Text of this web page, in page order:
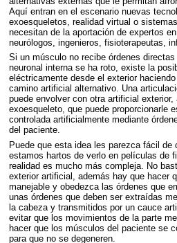
Aquí entran en el escenario nuevas
exoesqueletos, realidad virtual o
necesitan de la aportación de expertos
neurólogos, ingenieros, fisioterapeutas,
Si un músculo no recibe órdenes
neuronal interna se ha roto, existe la
eléctricamente desde el exterior
camino artificial alternativo. Una
puede envolver con otra artificial
exoesqueleto, que puede proporcionarle
controlada artificialmente mediante
del paciente.
Puede que esta idea les parezca fácil de
estamos hartos de verlo en películas de
realidad es mucho más compleja. No
exterior artificial, además hay que hacer
manejable y obedezca las órdenes que
unas órdenes que deben ser extraídas
la cabeza y transmitidos por un cauce
evitar que los movimientos de la parte
hacer que los músculos del paciente se
para que no se degeneren.